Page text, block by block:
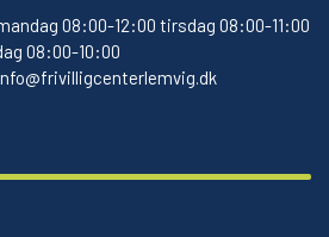
08:00-12:00 tirsdag 08:00-11:00
08:00-10:00